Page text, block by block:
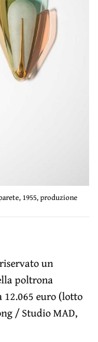
1955, produzione
un
poltrona
euro (lotto
/ Studio MAD,